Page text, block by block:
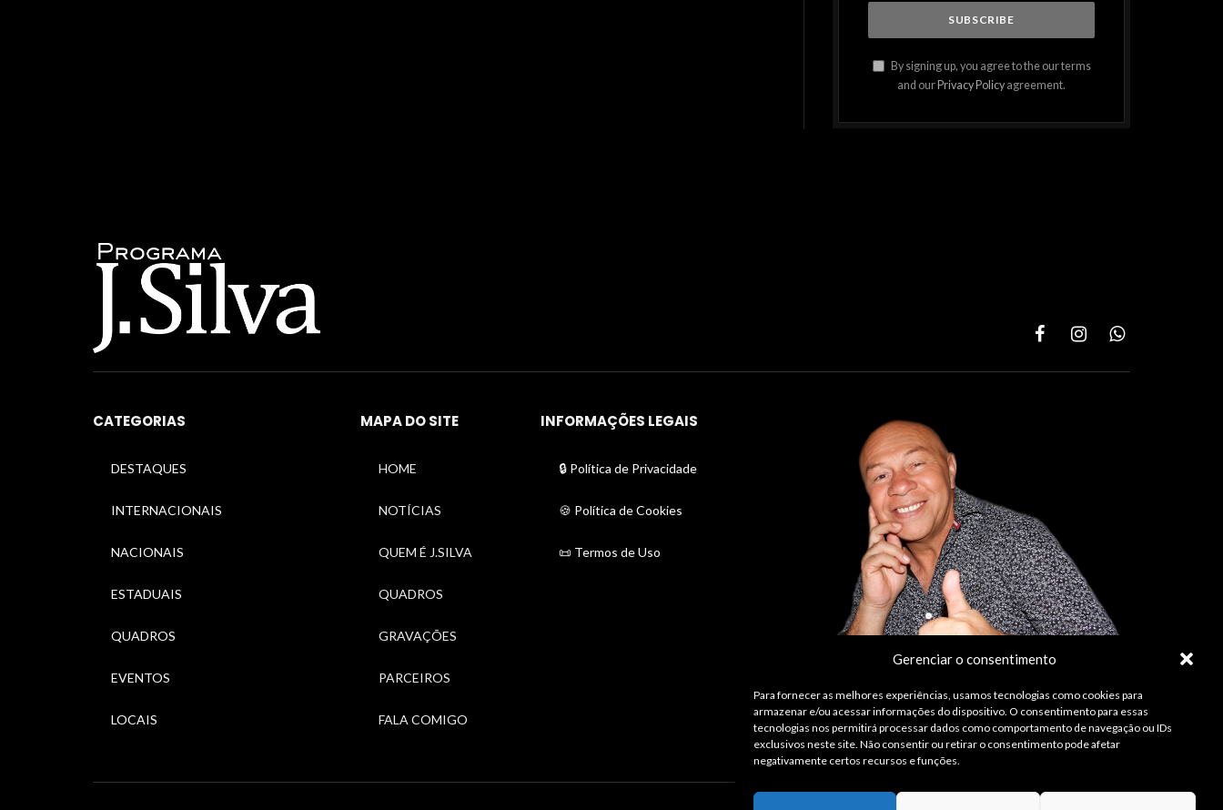
Gerenciar o consentimento
Para fornecer as melhores experiências, usamos tecnologias como cookies para
armazenar e/ou acessar informações do dispositivo. O consentimento para essas
tecnologias nos permitirá processar dados como comportamento de navegação ou IDs
exclusivos neste site. Não consentir ou retirar o consentimento pode afetar
negativamente certos recursos e funções.
By signing up, you agree to the our terms
and our Privacy Policy agreement.
FacebookInstagramWhatsApp
CATEGORIAS
DESTAQUES
INTERNACIONAIS
NACIONAIS
ESTADUAIS
QUADROS
EVENTOS
LOCAIS
MAPA DO SITE
HOME
NOTÍCIAS
QUEM É J.SILVA
QUADROS
GRAVAÇÕES
PARCEIROS
FALA COMIGO
INFORMAÇÕES LEGAIS
🔒 Política de Privacidade
🍪 Política de Cookies
📜 Termos de Uso